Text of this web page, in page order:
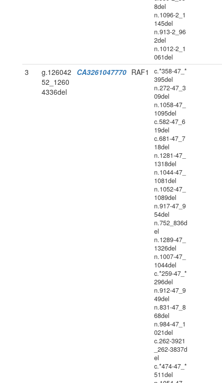
8del
n.1096-2_1
145del
n.913-2_96
2del
n.1012-2_1
061del
3
g.126042
52_1260
4336del
CA3261047770 RAF1
c.*358-47_*
395del
n.272-47_3
09del
n.1058-47_
1095del
c.582-47_6
19del
c.681-47_7
18del
n.1281-47_
1318del
n.1044-47_
1081del
n.1052-47_
1089del
n.917-47_9
54del
n.752_836d
el
n.1289-47_
1326del
n.1007-47_
1044del
c.*259-47_*
296del
n.912-47_9
49del
n.831-47_8
68del
n.984-47_1
021del
c.262-3921
_262-3837d
el
c.*474-47_*
511del